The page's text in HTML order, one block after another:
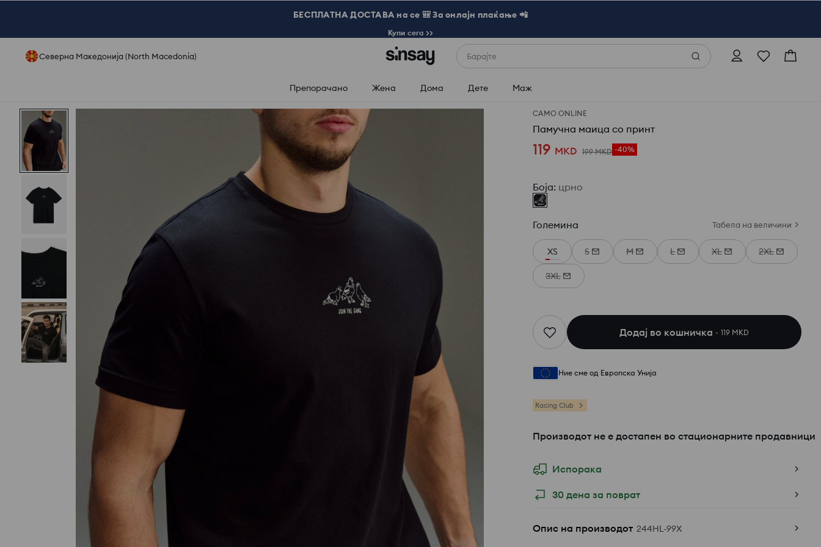
БЕСПЛАТНА ДОСТАВА на се 🎒 За онлајн плаќање 📲
Купи сега >>
Северна Македонија (North Macedonia) Барајте
Препорачано Жена Дома Дете Маж
САМО ONLINE
Памучна маица со принт
119 MKD 199 MKD -40%
Боја: црно
Големина Табела на величини
XS S M L XL 2XL
3XL
Додај во кошничка 119 MKD
Ние сме од Европска Унија
Racing Club
Производот не е достапен во стационарните продавници
Испорака
30 дена за поврат
Опис на производот 244HL-99X